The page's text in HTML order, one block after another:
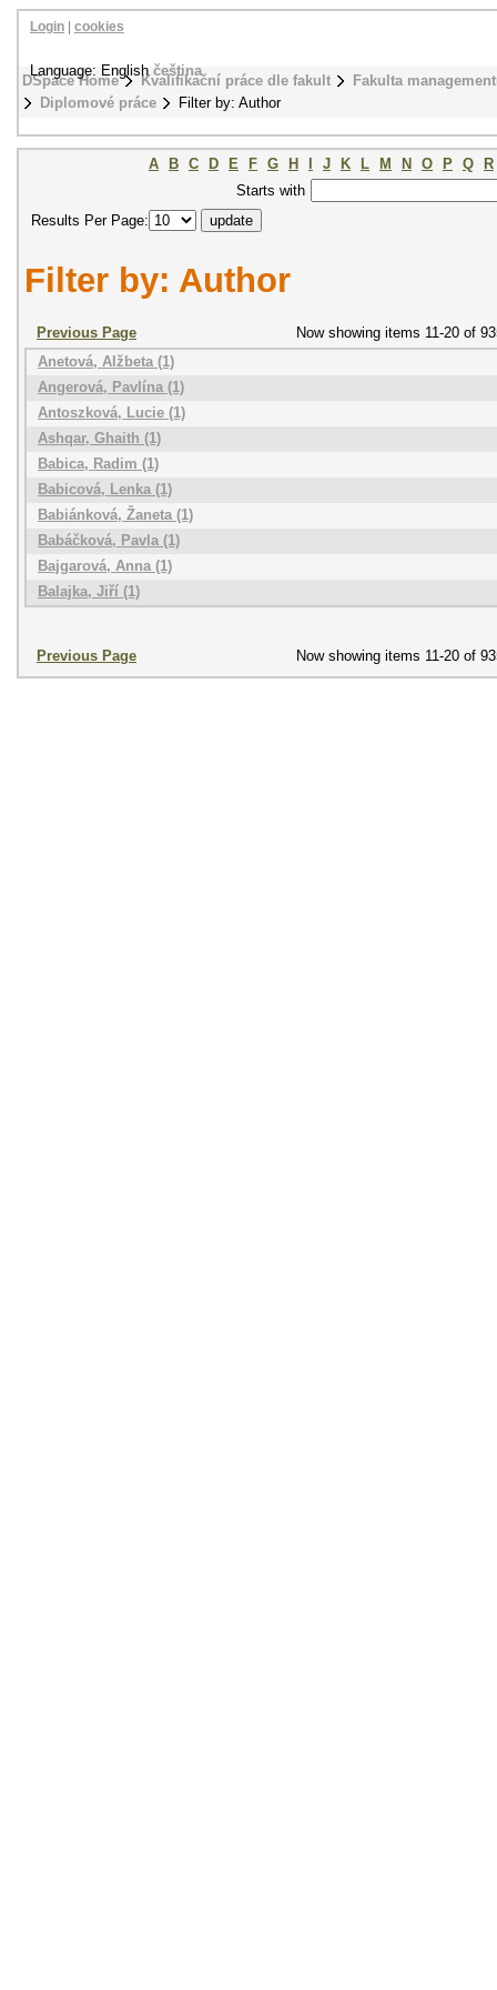
DSpace Home Kvalifikační práce dle fakult
Fakulta
Diplomové práce
Filter by: Author
Login cookies
Language: Englishčeština
A B C D E F G H J K L M N O P Q
R
Starts with
Results Per Page:
Filter by: Author
Previous Page
Now showing items 11-20 of
Anetová, Alžbeta (1)
Angerová, Pavlína (1)
Antoszková, Lucie (1)
Ashqar, Ghaith (1)
Babica, Radim (1)
Babicová, Lenka (1)
Babiánková, Žaneta (1)
Babáčková, Pavla (1)
Bajgarová, Anna (1)
Balajka, Jiří (1)
Previous Page Now showing items 11-20 of